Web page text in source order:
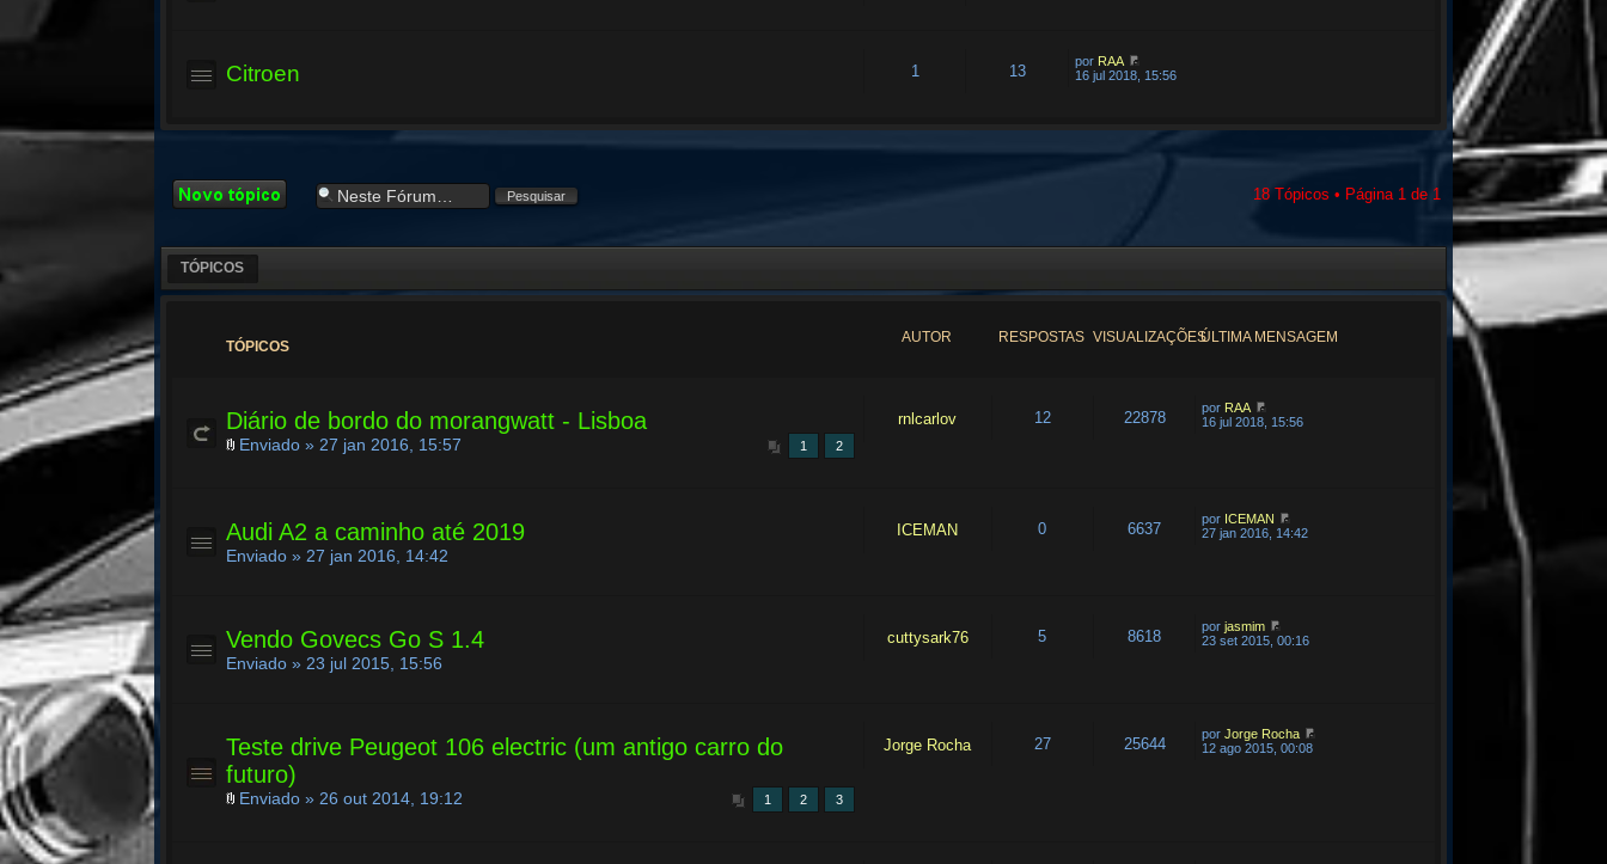
Citroen 1 13
por RAA
16 jul 2018, 15:56
Criar um novo
Tópico
18 Tópicos • Página 1de 1
TÓPICOS
TÓPICOS
AUTOR RESPOSTAS VISUALIZAÇÕESÚLTIMA MENSAGEM
Diário de bordo do morangwatt - Lisboa
1 2
Enviado » 27 jan 2016, 15:57
rnlcarlov 12 22878
por RAA
16 jul 2018, 15:56
Audi A2 a caminho até 2019
Enviado » 27 jan 2016, 14:42
ICEMAN 0 6637
por ICEMAN
27 jan 2016, 14:42
Vendo Govecs Go S 1.4
Enviado » 23 jul 2015, 15:56
cuttysark76 5 8618
porjasmim
23 set 2015, 00:16
Teste drive Peugeot 106 electric (um antigo carro do
futuro)
1 2 3
Enviado » 26 out 2014, 19:12
Jorge Rocha 27 25644
porJorge Rocha
12 ago 2015, 00:08